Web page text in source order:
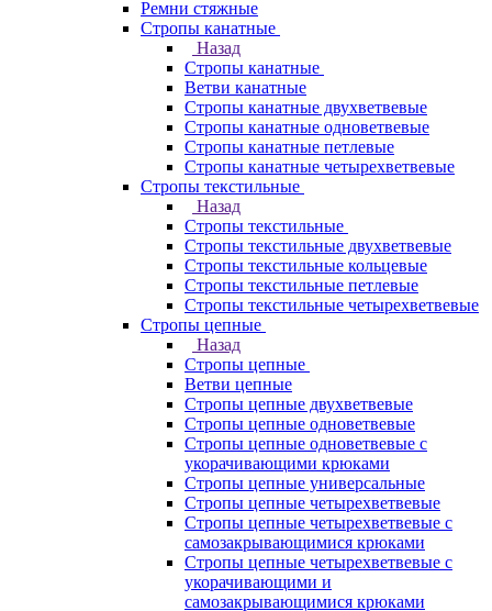
Ремни стяжные
Стропы канатные
Назад
Стропы канатные
Ветви канатные
Стропы канатные двухветвевые
Стропы канатные одноветвевые
Стропы канатные петлевые
Стропы канатные четырехветвевые
Стропы текстильные
Назад
Стропы текстильные
Стропы текстильные двухветвевые
Стропы текстильные кольцевые
Стропы текстильные петлевые
Стропы текстильные четырехветвевые
Стропы цепные
Назад
Стропы цепные
Ветви цепные
Стропы цепные двухветвевые
Стропы цепные одноветвевые
Стропы цепные одноветвевые с
укорачивающими крюками
Стропы цепные универсальные
Стропы цепные четырехветвевые
Стропы цепные четырехветвевые с
самозакрывающимися крюками
Стропы цепные четырехветвевые с
укорачивающими и
самозакрывающимися крюками